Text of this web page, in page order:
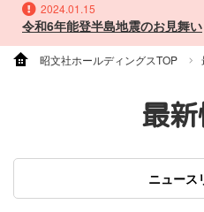
2024.01.15
令和6年能登半島地震のお見舞い
昭文社ホールディングスTOP
最
ニュース